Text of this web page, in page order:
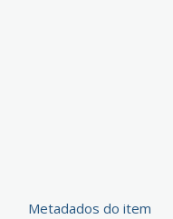
Metadados do item